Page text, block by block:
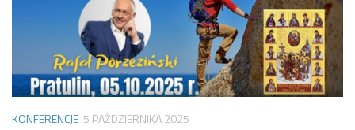
KONFERENCJE 5 PAŹDZIERNIKA 2025